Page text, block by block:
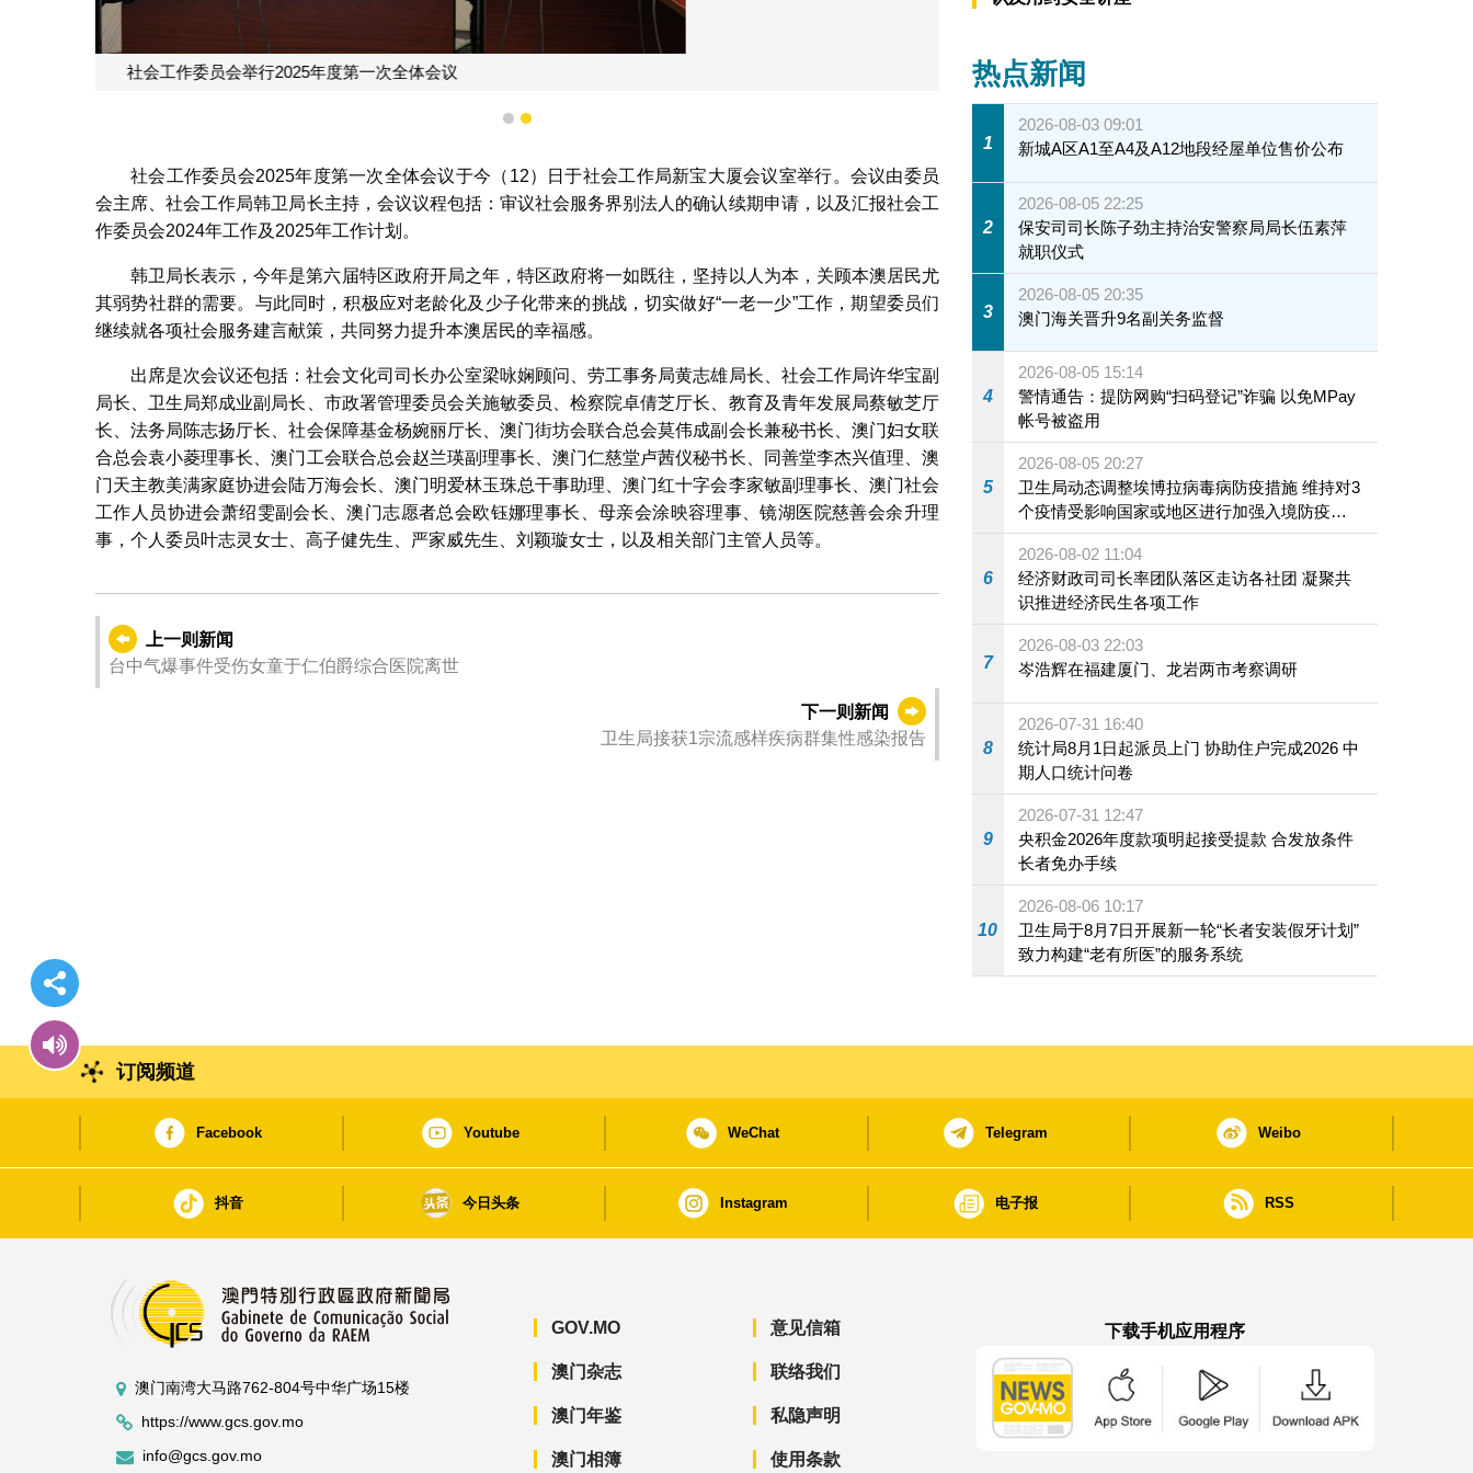
社会工作委员会举行2025年度第一次全体会议
1 2
社会工作委员会2025年度第一次全体会议于今（12）日于社会工作局新宝大厦会议室举行。会议由委员
会主席、社会工作局韩卫局长主持，会议议程包括：审议社会服务界别法人的确认续期申请，以及汇报社会工
作委员会2024年工作及2025年工作计划。
韩卫局长表示，今年是第六届特区政府开局之年，特区政府将一如既往，坚持以人为本，关顾本澳居民尤
其弱势社群的需要。与此同时，积极应对老龄化及少子化带来的挑战，切实做好“一老一少”工作，期望委员们
继续就各项社会服务建言献策，共同努力提升本澳居民的幸福感。
出席是次会议还包括：社会文化司司长办公室梁咏娴顾问、劳工事务局黄志雄局长、社会工作局许华宝副
局长、卫生局郑成业副局长、市政署管理委员会关施敏委员、检察院卓倩芝厅长、教育及青年发展局蔡敏芝厅
长、法务局陈志扬厅长、社会保障基金杨婉丽厅长、澳门街坊会联合总会莫伟成副会长兼秘书长、澳门妇女联
合总会袁小菱理事长、澳门工会联合总会赵兰瑛副理事长、澳门仁慈堂卢茜仪秘书长、同善堂李杰兴值理、澳
门天主教美满家庭协进会陆万海会长、澳门明爱林玉珠总干事助理、澳门红十字会李家敏副理事长、澳门社会
工作人员协进会萧绍雯副会长、澳门志愿者总会欧钰娜理事长、母亲会涂映容理事、镜湖医院慈善会余升理
事，个人委员叶志灵女士、高子健先生、严家威先生、刘颖璇女士，以及相关部门主管人员等。
上一则新闻
台中气爆事件受伤女童于仁伯爵综合医院离世
下一则新闻
卫生局接获1宗流感样疾病群集性感染报告
热点新闻
1
2026-08-03 09:01
新城A区A1至A4及A12地段经屋单位售价公布
2
2026-08-05 22:25
保安司司长陈子劲主持治安警察局局长伍素萍
就职仪式
3
2026-08-05 20:35
澳门海关晋升9名副关务监督
4
2026-08-05 15:14
警情通告：提防网购“扫码登记”诈骗 以免MPay
帐号被盗用
5
2026-08-05 20:27
卫生局动态调整埃博拉病毒病防疫措施 维持对3
个疫情受影响国家或地区进行加强入境防疫措
施
6
2026-08-02 11:04
经济财政司司长率团队落区走访各社团 凝聚共
识推进经济民生各项工作
7
2026-08-03 22:03
岑浩辉在福建厦门、龙岩两市考察调研
8
2026-07-31 16:40
统计局8月1日起派员上门 协助住户完成2026 中
期人口统计问卷
9
2026-07-31 12:47
央积金2026年度款项明起接受提款 合发放条件
长者免办手续
10
2026-08-06 10:17
卫生局于8月7日开展新一轮“长者安装假牙计划”
致力构建“老有所医”的服务系统
订阅频道
Facebook Youtube WeChat Telegram Weibo
抖音 今日头条 Instagram 电子报 RSS
澳门南湾大马路762-804号中华广场15楼
https://www.gcs.gov.mo
info@gcs.gov.mo
GOV.MO
澳门杂志
澳门年鉴
澳门相簿
意见信箱
联络我们
私隐声明
使用条款
下载手机应用程序